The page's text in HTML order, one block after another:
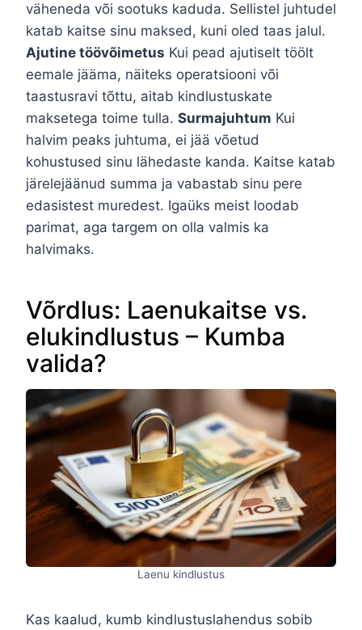
väheneda või sootuks kaduda. Sellistel juhtudel
katab kaitse sinu maksed, kuni oled taas jalul.
Ajutine töövõimetus Kui pead ajutiselt töölt
eemale jääma, näiteks operatsiooni või
taastusravi tõttu, aitab kindlustuskate
maksetega toime tulla. Surmajuhtum Kui
halvim peaks juhtuma, ei jää võetud
kohustused sinu lähedaste kanda. Kaitse katab
järelejäänud summa ja vabastab sinu pere
edasistest muredest. Igaüks meist loodab
parimat, aga targem on olla valmis ka
halvimaks.
Võrdlus: Laenukaitse vs.
elukindlustus – Kumba
valida?
Laenu kindlustus
Kas kaalud, kumb kindlustuslahendus sobib